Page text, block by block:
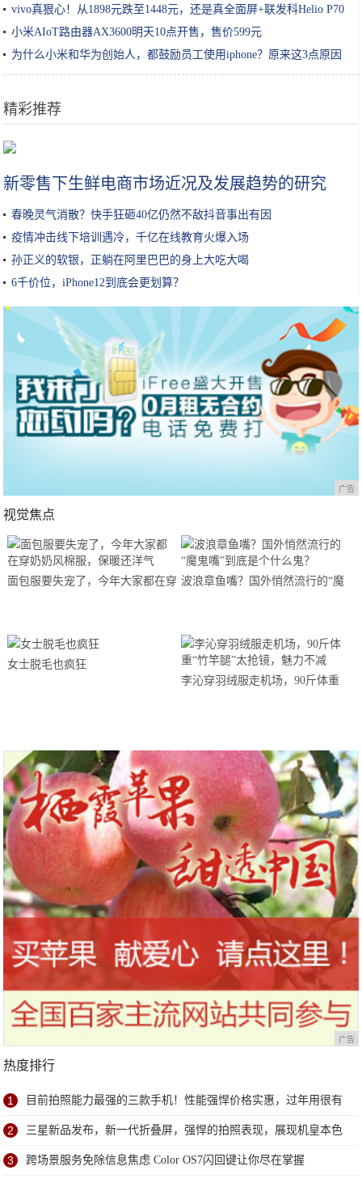
vivo真狠心！从1898元跌至1448元，还是真全面屏+联发科Helio P70
小米AIoT路由器AX3600明天10点开售，售价599元
为什么小米和华为创始人，都鼓励员工使用iphone？原来这3点原因
精彩推荐
新零售下生鲜电商市场近况及发展趋势的研究
春晚灵气消散？快手狂砸40亿仍然不敌抖音事出有因
疫情冲击线下培训遇冷，千亿在线教育火爆入场
孙正义的软银，正躺在阿里巴巴的身上大吃大喝
6千价位，iPhone12到底会更划算？
广告
视觉焦点
面包服要失宠了，今年大家都在穿 波浪章鱼嘴？国外悄然流行的“魔
女士脱毛也疯狂
李沁穿羽绒服走机场，90斤体重
广告
热度排行
1 目前拍照能力最强的三款手机！性能强悍价格实惠，过年用很有
面子
2 三星新品发布，新一代折叠屏，强悍的拍照表现，展现机皇本色
3 跨场景服务免除信息焦虑 Color OS7闪回键让你尽在掌握